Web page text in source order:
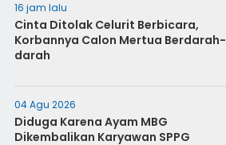
16 jam lalu
Cinta Ditolak Celurit Berbicara,
Korbannya Calon Mertua Berdarah-
darah
04 Agu 2026
Diduga Karena Ayam MBG
Dikembalikan Karyawan SPPG